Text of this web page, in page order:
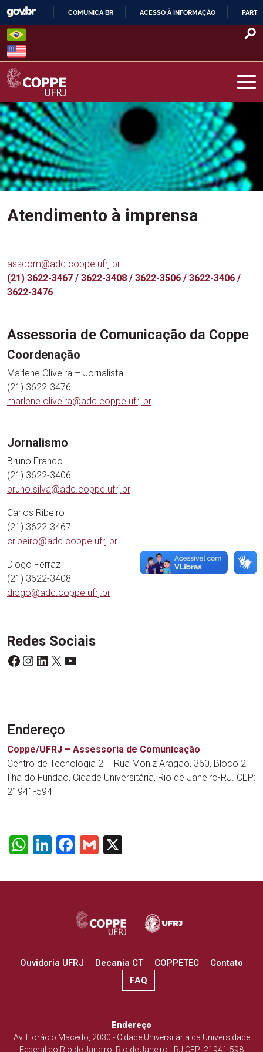
Skip
content
O
COMUNICA BR ACESSO À INFORMAÇÃO
COPPE – UFRJ
Atendimento à imprensa
asscom@adc.coppe.ufrj.br
(21) 3622-3467 / 3622-3408 / 3622-3506 / 3622-3406 /
3622-3476
Assessoria de Comunicação da Coppe
Coordenação
Marlene Oliveira – Jornalista
(21) 3622-3476
marlene.oliveira@adc.coppe.ufrj.br
Jornalismo
Bruno Franco
(21) 3622-3406
bruno.silva@adc.coppe.ufrj.br
Carlos Ribeiro
(21) 3622-3467
cribeiro@adc.coppe.ufrj.br
Diogo Ferraz
(21) 3622-3408
diogo@adc.coppe.ufrj.br
Redes Sociais
Facebook
Instagram
LinkedIn
X Youtube
Endereço
Coppe/UFRJ – Assessoria de Comunicação
Centro de Tecnologia 2 – Rua Moniz Aragão, 360, Bloco 2
Ilha do Fundão, Cidade Universitária, Rio de Janeiro-RJ. CEP:
21941-594
WhatsApp
LinkedIn
Facebook
Gmail
Ouvidoria UFRJ Decania CT COPPETEC
Contato
FAQ
Endereço
Av. Horácio Macedo, 2030 - Cidade Universitária da Universidade
Federal do Rio de Janeiro, Rio de Janeiro - RJ CEP: 21941-598